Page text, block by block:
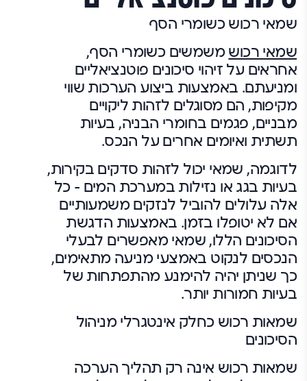
שמאי רכוש כשומרי הסף
שמאי רכוש משמשים כשומרי הסף,
אחראים על זיהוי סיכונים פוטנציאליים
ומניעתם. באמצעות ביצוע הערכות שווי
מקיפות, הם מסוגלים לזהות ליקויים
מבניים, פגמים בחומרי הבניה, בעיות
תשתית ואיומים אחרים על הנכס.
לדוגמה, שמאי יכול לזהות סדקים בקירות,
בעיות בגג או נזילות במערכת המים – כל
אלה עלולים להוביל לנזקים משמעותיים
אם לא יטופלו בזמן. באמצעות הדגשת
הסיכונים הללו, שמאי מאפשרים לבעלי
הנכסים לנקוט באמצעי מניעה מתאימים,
כך שניתן יהיה להימנע מהתפתחות של
בעיות חמורות יותר.
שמאות רכוש כחלק אינטגרלי מניהול
הסיכונים
שמאות רכוש אינה רק תהליך הערכה